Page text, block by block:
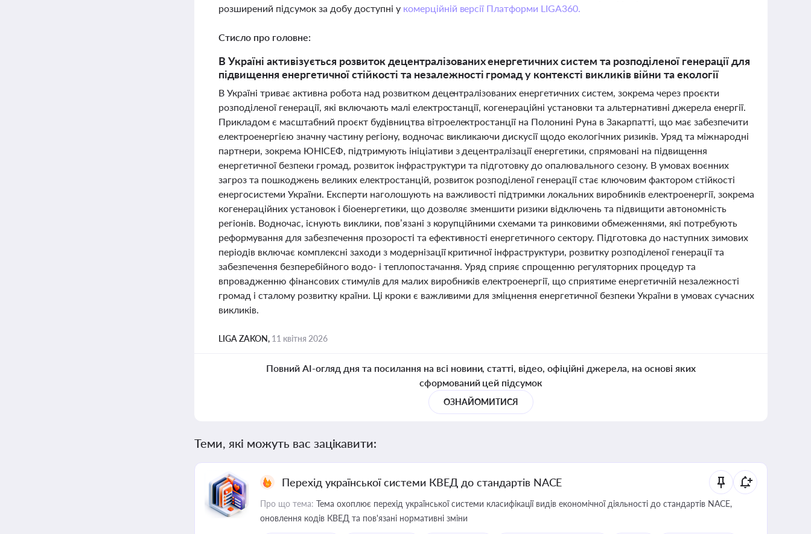
розширений підсумок за добу доступні у комерційній версії Платформи LIGA360.
Стисло про головне:
В Україні активізується розвиток децентралізованих енергетичних систем та розподіленої генерації для
підвищення енергетичної стійкості та незалежності громад у контексті викликів війни та екології
В Україні триває активна робота над розвитком децентралізованих енергетичних систем, зокрема через проєкти
розподіленої генерації, які включають малі електростанції, когенераційні установки та альтернативні джерела енергії.
Прикладом є масштабний проєкт будівництва вітроелектростанції на Полонині Руна в Закарпатті, що має забезпечити
електроенергією значну частину регіону, водночас викликаючи дискусії щодо екологічних ризиків. Уряд та міжнародні
партнери, зокрема ЮНІСЕФ, підтримують ініціативи з децентралізації енергетики, спрямовані на підвищення
енергетичної безпеки громад, розвиток інфраструктури та підготовку до опалювального сезону. В умовах воєнних
загроз та пошкоджень великих електростанцій, розвиток розподіленої генерації стає ключовим фактором стійкості
енергосистеми України. Експерти наголошують на важливості підтримки локальних виробників електроенергії, зокрема
когенераційних установок і біоенергетики, що дозволяє зменшити ризики відключень та підвищити автономність
регіонів. Водночас, існують виклики, пов’язані з корупційними схемами та ринковими обмеженнями, які потребують
реформування для забезпечення прозорості та ефективності енергетичного сектору. Підготовка до наступних зимових
періодів включає комплексні заходи з модернізації критичної інфраструктури, розвитку розподіленої генерації та
забезпечення безперебійного водо- і теплопостачання. Уряд сприяє спрощенню регуляторних процедур та
впровадженню фінансових стимулів для малих виробників електроенергії, що сприятиме енергетичній незалежності
громад і сталому розвитку країни. Ці кроки є важливими для зміцнення енергетичної безпеки України в умовах сучасних
викликів.
LIGA ZAKON, 11 квітня 2026
Повний AI-огляд дня та посилання на всі новини, статті, відео, офіційні джерела, на основі яких
сформований цей підсумок
ОЗНАЙОМИТИСЯ
Теми, які можуть вас зацікавити:
Перехід української системи КВЕД до стандартів NACE
Про що тема: Тема охоплює перехід української системи класифікації видів економічної діяльності до стандартів NACE,
оновлення кодів КВЕД та пов'язані нормативні зміни